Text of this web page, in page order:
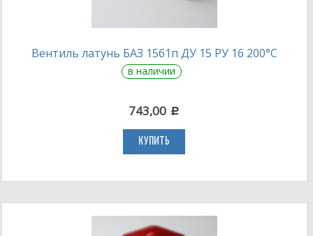
Вентиль латунь БАЗ 15б1п ДУ 15 РУ 16 200°С
в наличии
743,00 c
КУПИТЬ